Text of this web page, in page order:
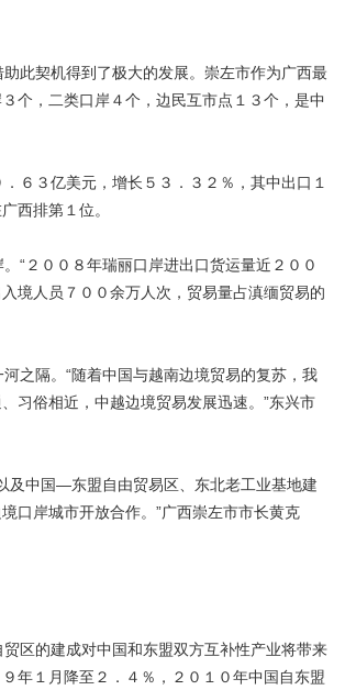
此契机得到了极大的发展。崇左市作为广西最
个，二类口岸４个，边民互市点１３个，是中
３亿美元，增长５３．３２％，其中出口１
广西排第１位。
“２００８年瑞丽口岸进出口货运量近２００
境人员７００余万人次，贸易量占滇缅贸易的
之隔。“随着中国与越南边境贸易的复苏，我
习俗相近，中越边境贸易发展迅速。”东兴市
及中国—东盟自由贸易区、东北老工业基地建
口岸城市开放合作。”广西崇左市市长黄克
区的建成对中国和东盟双方互补性产业将带来
年１月降至２．４％，２０１０年中国自东盟